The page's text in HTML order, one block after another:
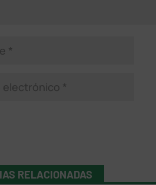
RELACIONADAS